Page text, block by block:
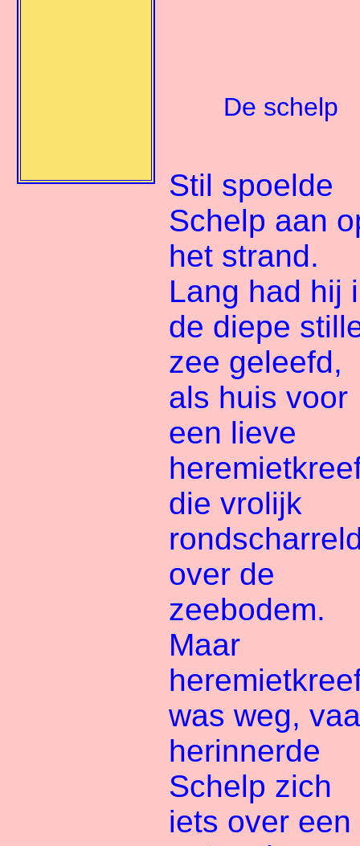
De schelp
Stil spoelde
Schelp aan
het strand.
Lang had hij
de diepe
zee geleefd,
als huis voor
een lieve
die vrolijk
over de
zeebodem.
Maar
was weg,
herinnerde
Schelp zich
iets over een